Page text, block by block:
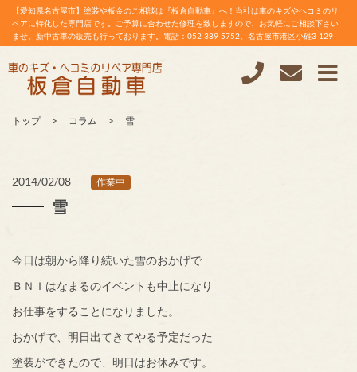
【愛知県名古屋市】塗装や板金のご相談は『板倉自動車』へ！当社は車のキズやヘコミのリ
ペアに特化した専門店です。ご予算に合わせた修理を致しますので、お気軽にご相談下さい
ませ。新中古車の販売も行っております。電話：052-389-5752。名古屋市港区小碓3-129
トップ コラム 雪
2014/02/08 作業中
雪
今日は朝から降り続いた雪のおかげで
ＢＮＩはなまるのイベントも中止になり
お仕事をすることになりました。
おかげで、明日出てきてやる予定だった
塗装ができたので、明日はお休みです。